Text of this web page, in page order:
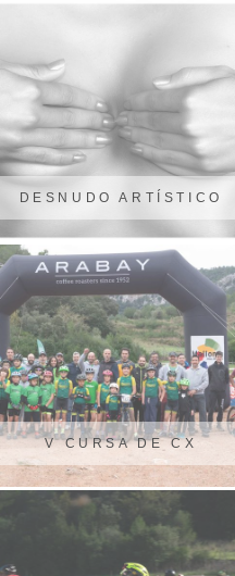
DESNUDO ARTÍSTICO
V CURSA DE CX
ERMASSETS ESPORLES
2024